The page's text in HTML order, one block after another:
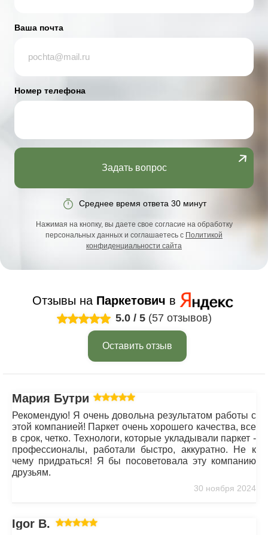
Ваша почта
Номер телефона
Задать вопрос
Среднее время ответа 30 минут
Нажимая на кнопку, вы даете свое согласие на обработку
персональных данных и соглашаетесь с Политикой
конфиденциальности сайта
Отзывы на Паркетович в
5.0 / 5 (57 отзывов)
Оставить отзыв
Мария Бутрим
Рекомендую! Я очень довольна результатом работы с
этой компанией! Паркет очень хорошего качества, все
в срок, четко. Технологи, которые укладывали паркет -
профессионалы, работали быстро, аккуратно. Не к
чему придраться! Я бы посоветовала эту компанию
друзьям.
30 ноября 2024
Igor B.